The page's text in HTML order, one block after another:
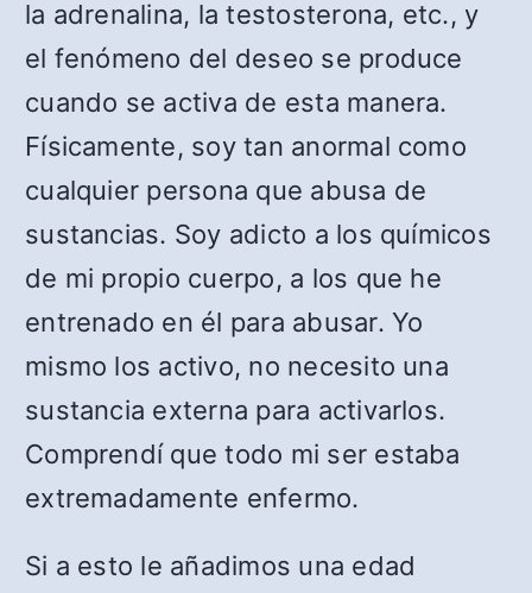
la adrenalina, la testosterona, etc., y
el fenómeno del deseo se produce
cuando se activa de esta manera.
Físicamente, soy tan anormal como
cualquier persona que abusa de
sustancias. Soy adicto a los químicos
de mi propio cuerpo, a los que he
entrenado en él para abusar. Yo
mismo los activo, no necesito una
sustancia externa para activarlos.
Comprendí que todo mi ser estaba
extremadamente enfermo.
Si a esto le añadimos una edad